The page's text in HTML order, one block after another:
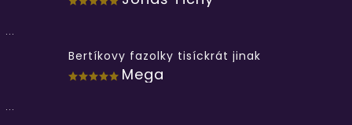
...
Bertíkovy fazolky tisíckrát jinak
Mega
...